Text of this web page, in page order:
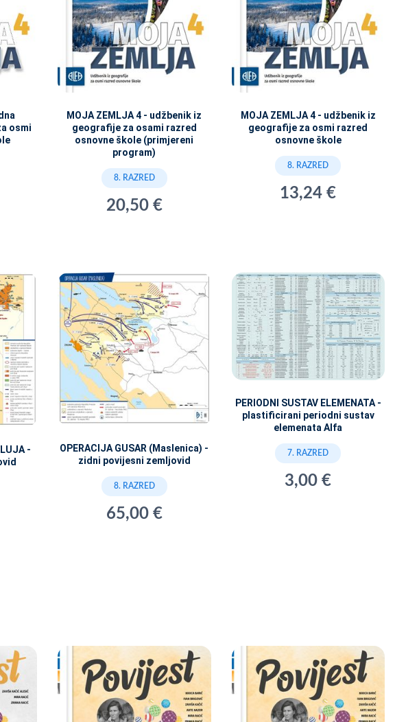
osmi
MOJA ZEMLJA 4 - udžbenik iz
geografije za osami razred
osnovne škole (primjereni
program)
8. RAZRED
20,50 €
MOJA ZEMLJA 4 - udžbenik iz
geografije za osmi razred
osnovne škole
8. RAZRED
13,24 €
-
OPERACIJA GUSAR (Maslenica) -
zidni povijesni zemljovid
8. RAZRED
65,00 €
PERIODNI SUSTAV ELEMENATA -
plastificirani periodni sustav
elemenata Alfa
7. RAZRED
3,00 €